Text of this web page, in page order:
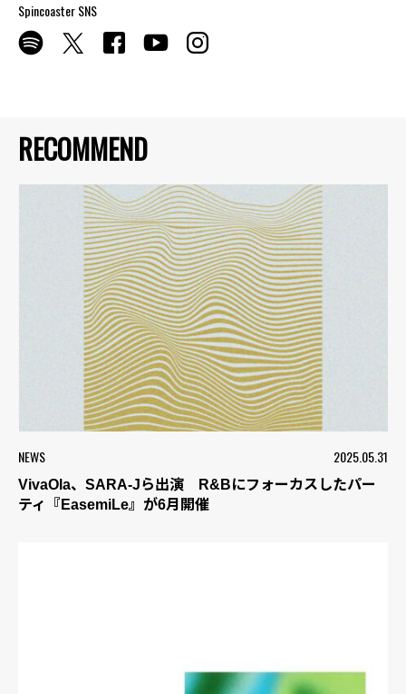
RECOMMEND
NEWS 2025.05.31
VivaOla、SARA-Jら出演 R&Bにフォーカスしたパー
ティ『EasemiLe』が6月開催
Spincoaster SNS